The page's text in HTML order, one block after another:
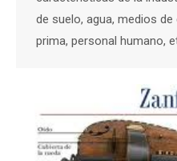
de suelo, agua, medios
prima, personal humano,